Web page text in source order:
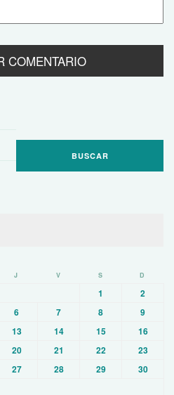
J V S D
1
2
6 7 8
9
13 14 15
16
20 21 22
23
27 28 29
30